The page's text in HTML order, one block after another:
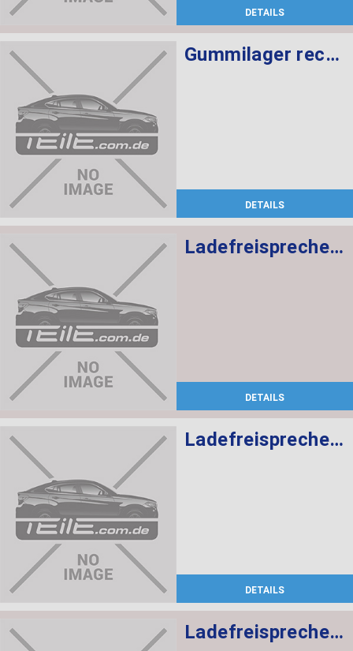
DETAILS
Gummilager rechts
DETAILS
Ladefreisprechelektronik High BASIS SVS MULF2
DETAILS
Ladefreisprechelektronik High BASIS SVS MULF2
DETAILS
Ladefreisprechelektronik High BASIS SVS MULF2